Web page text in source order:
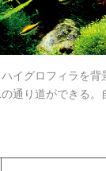
イグロフィラを
通り道ができる。